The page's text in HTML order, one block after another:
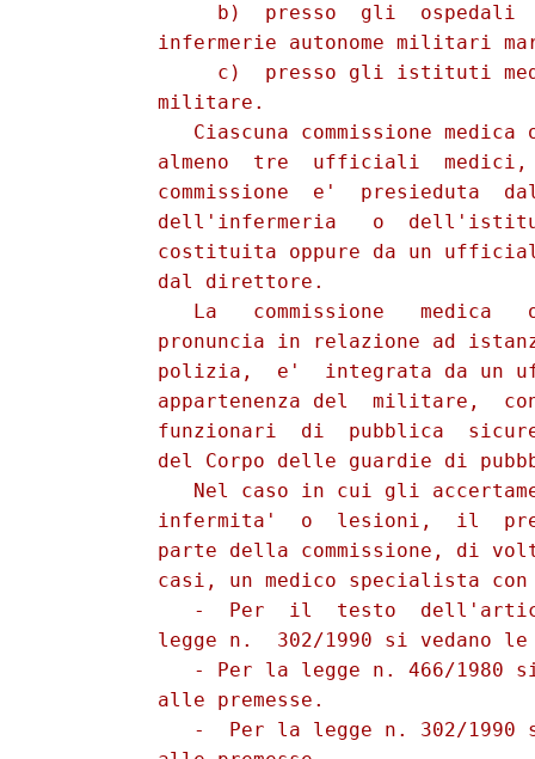
b)  presso  gli  ospedali
infermerie autonome militari
c)  presso gli istituti
          militare.
Ciascuna commissione medica
almeno  tre  ufficiali
commissione  e'  presieduta
dell'infermeria   o
costituita oppure da un
          dal direttore.
La   commissione   medica
pronuncia in relazione ad
polizia,  e'  integrata da un
appartenenza del  militare,
funzionari  di  pubblica
del Corpo delle guardie di
Nel caso in cui gli
infermita'  o  lesioni,  il
parte della commissione, di
casi, un medico specialista
-  Per  il  testo
legge n.  302/1990 si vedano
- Per la legge n. 466/1980
          alle premesse.
-  Per la legge n. 302/1990